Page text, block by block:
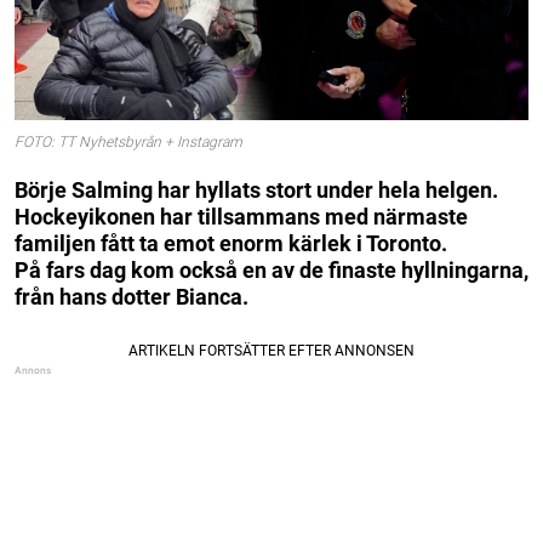
FOTO: TT Nyhetsbyrån + Instagram
Börje Salming har hyllats stort under hela helgen.
Hockeyikonen har tillsammans med närmaste
familjen fått ta emot enorm kärlek i Toronto.
På fars dag kom också en av de finaste hyllningarna,
från hans dotter Bianca.